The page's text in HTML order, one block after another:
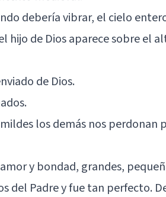
debería vibrar, el cielo
de Dios aparece sobre el
de Dios.
los demás nos perdonan
y bondad, grandes,
del Padre y fue tan perfecto.